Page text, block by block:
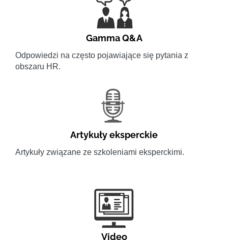
Gamma Q&A
Odpowiedzi na często pojawiające się pytania z
obszaru HR.
Artykuły eksperckie
Artykuły związane ze szkoleniami eksperckimi.
Video